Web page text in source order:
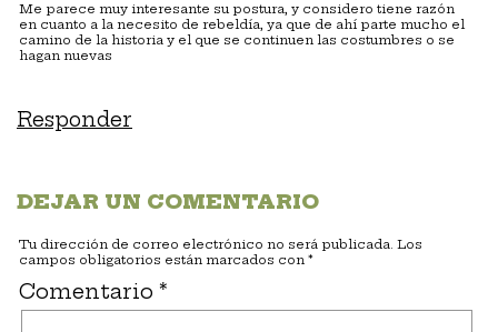
Me parece muy interesante su postura, y considero tiene razón
en cuanto a la necesito de rebeldía, ya que de ahí parte mucho el
camino de la historia y el que se continuen las costumbres o se
hagan nuevas
Responder
DEJAR UN COMENTARIO
Tu dirección de correo electrónico no será publicada. Los
campos obligatorios están marcados con *
Comentario *